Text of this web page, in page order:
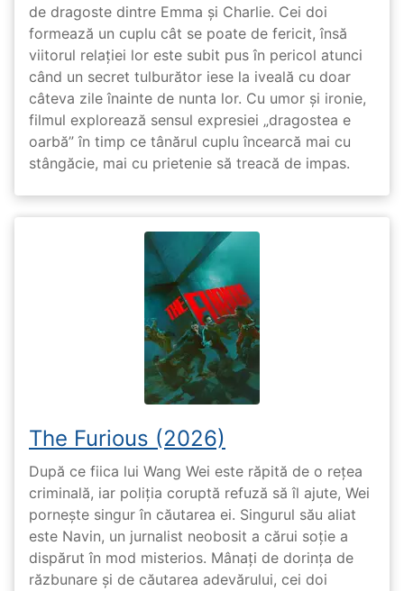
de dragoste dintre Emma și Charlie. Cei doi
formează un cuplu cât se poate de fericit, însă
viitorul relației lor este subit pus în pericol atunci
când un secret tulburător iese la iveală cu doar
câteva zile înainte de nunta lor. Cu umor și ironie,
filmul explorează sensul expresiei „dragostea e
oarbă” în timp ce tânărul cuplu încearcă mai cu
stângăcie, mai cu prietenie să treacă de impas.
The Furious (2026)
După ce fiica lui Wang Wei este răpită de o rețea
criminală, iar poliția coruptă refuză să îl ajute, Wei
pornește singur în căutarea ei. Singurul său aliat
este Navin, un jurnalist neobosit a cărui soție a
dispărut în mod misterios. Mânați de dorința de
răzbunare și de căutarea adevărului, cei doi